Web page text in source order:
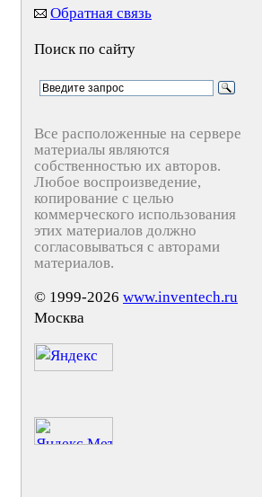
Обратная связь
Поиск по сайту
Все расположенные на сервере
материалы являются
собственностью их авторов.
Любое воспроизведение,
копирование с целью
коммерческого использования
этих материалов должно
согласовываться с авторами
материалов.
© 1999-2026 www.inventech.ru
Москва